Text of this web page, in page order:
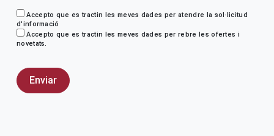
Accepto que es tractin les meves dades per atendre la sol·licitud
d'informació
Accepto que es tractin les meves dades per rebre les ofertes i
novetats.